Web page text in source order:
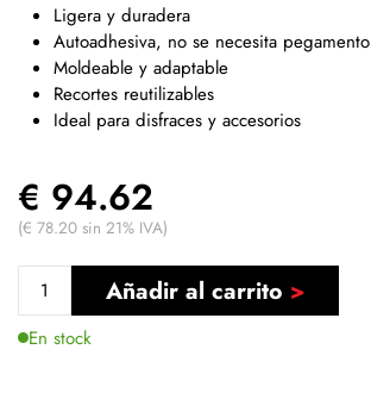
Ligera y duradera
Autoadhesiva, no se necesita pegamento
Moldeable y adaptable
Recortes reutilizables
Ideal para disfraces y accesorios
€ 94.62
(€ 78.20 sin 21% IVA)
Añadir al carrito
En stock